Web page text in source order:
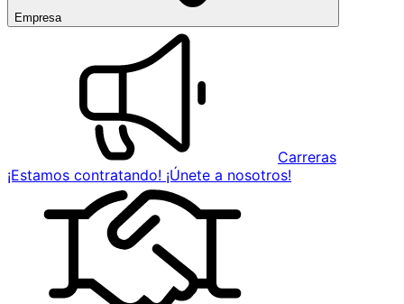
Empresa
Carreras
¡Estamos contratando! ¡Únete a nosotros!